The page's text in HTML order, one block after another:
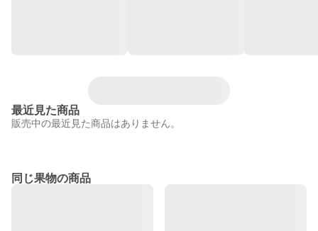
最近見た商品
販売中の最近見た商品はありません。
同じ果物の商品